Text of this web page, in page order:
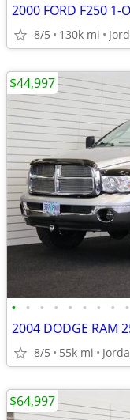
8/5 130k mi
• • • • • • • • •
8/5 55k mi
$44,997
$64,997